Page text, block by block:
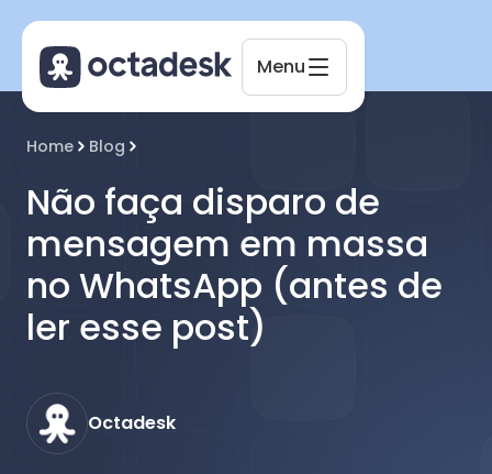
Menu
Home Blog
Não faça disparo de
mensagem em massa
no WhatsApp (antes de
ler esse post)
Octadesk
Online agora